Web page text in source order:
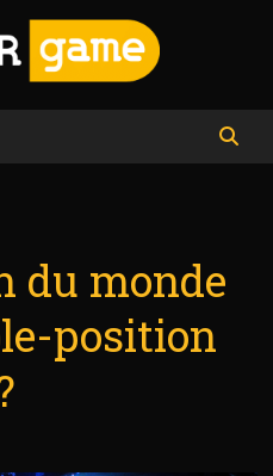
du monde
position